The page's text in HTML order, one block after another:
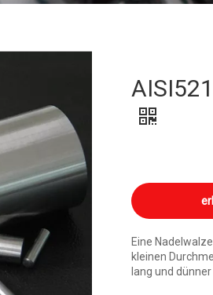
Eine
kleinen
lang und